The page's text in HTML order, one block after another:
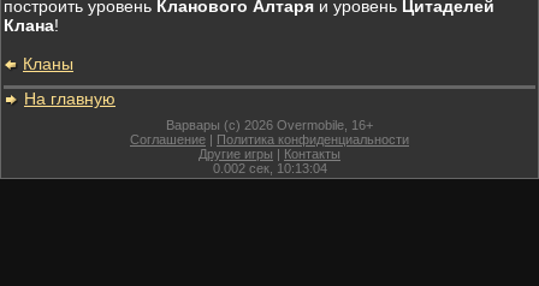
построить уровень Кланового Алтаря и уровень Цитаделей
Клана!
Кланы
На главную
Варвары (c) 2026 Overmobile, 16+
Соглашение | Политика конфиденциальности
Другие игры | Контакты
0.002сек, 10:13:04